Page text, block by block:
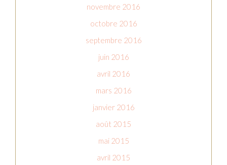
novembre 2016
octobre 2016
septembre 2016
juin 2016
avril 2016
mars 2016
janvier 2016
août 2015
mai 2015
avril 2015